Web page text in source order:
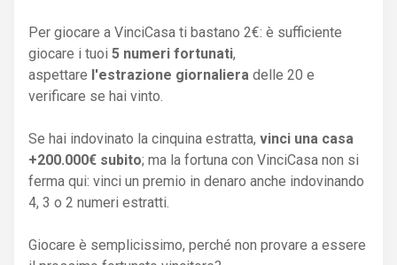
Per giocare a VinciCasa ti bastano 2€: è sufficiente
giocare i tuoi 5 numeri fortunati,
aspettare l'estrazione giornaliera delle 20 e
verificare se hai vinto.
Se hai indovinato la cinquina estratta, vinci una casa
+200.000€ subito; ma la fortuna con VinciCasa non si
ferma qui: vinci un premio in denaro anche indovinando
4, 3 o 2 numeri estratti.
Giocare è semplicissimo, perché non provare a essere